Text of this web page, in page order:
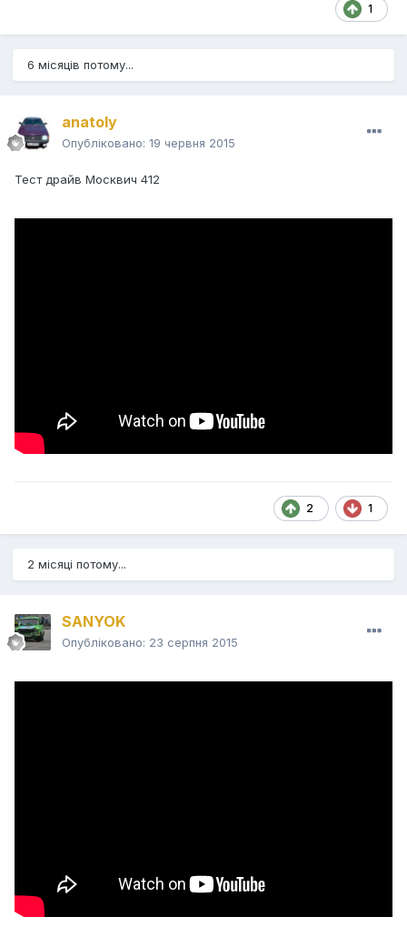
1
6 місяців потому...
anatoly
Опубліковано: 19 червня 2015
Тест драйв Москвич 412
2 1
2 місяці потому...
SANYOK
Опубліковано: 23 серпня 2015